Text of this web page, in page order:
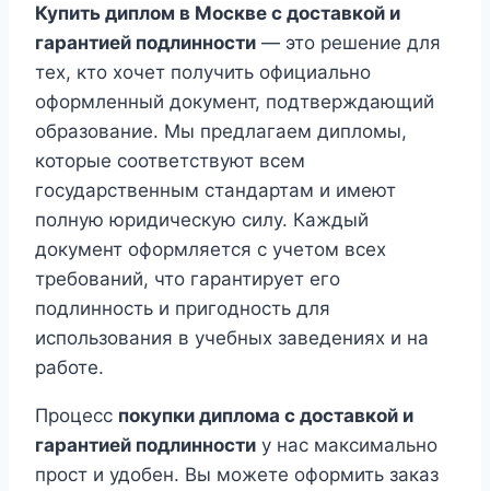
Купить диплом в Москве с доставкой и
гарантией подлинности — это решение для
тех, кто хочет получить официально
оформленный документ, подтверждающий
образование. Мы предлагаем дипломы,
которые соответствуют всем
государственным стандартам и имеют
полную юридическую силу. Каждый
документ оформляется с учетом всех
требований, что гарантирует его
подлинность и пригодность для
использования в учебных заведениях и на
работе.
Процесс покупки диплома с доставкой и
гарантией подлинности у нас максимально
прост и удобен. Вы можете оформить заказ